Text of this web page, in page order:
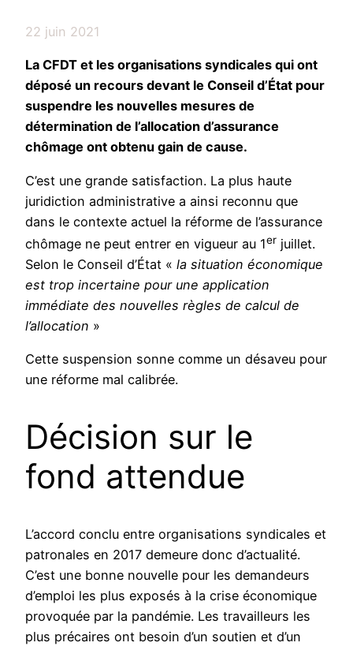
22 juin 2021
La CFDT et les organisations syndicales qui ont
déposé un recours devant le Conseil d’État pour
suspendre les nouvelles mesures de
détermination de l’allocation d’assurance
chômage ont obtenu gain de cause.
C’est une grande satisfaction. La plus haute
juridiction administrative a ainsi reconnu que
dans le contexte actuel la réforme de l’assurance
chômage ne peut entrer en vigueur au 1er juillet.
Selon le Conseil d’État « la situation économique
est trop incertaine pour une application
immédiate des nouvelles règles de calcul de
l’allocation »
Cette suspension sonne comme un désaveu pour
une réforme mal calibrée.
Décision sur le
fond attendue
L’accord conclu entre organisations syndicales et
patronales en 2017 demeure donc d’actualité.
C’est une bonne nouvelle pour les demandeurs
d’emploi les plus exposés à la crise économique
provoquée par la pandémie. Les travailleurs les
plus précaires ont besoin d’un soutien et d’un